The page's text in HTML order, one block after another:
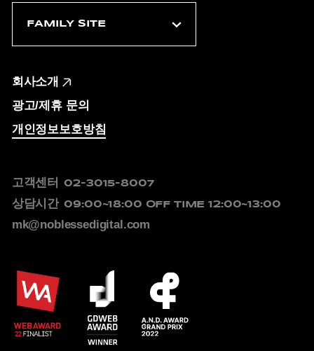
회사소개
광고/제휴 문의
개인정보보호방침
고객센터 02-3015-8007
상담시간 09:00~18:00 OFF TIME 12:00~13:00
mk@noblessedigital.com